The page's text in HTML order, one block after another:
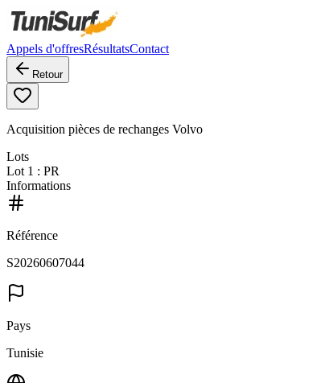
Appels d'offresRésultatsContact
Retour
Acquisition pièces de rechanges Volvo
Lots
Lot 1 : PR
Informations
Référence
S20260607044
Pays
Tunisie